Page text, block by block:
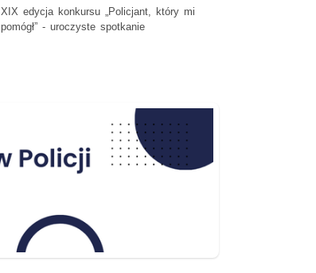
XIX edycja konkursu „Policjant, który mi
pomógł” - uroczyste spotkanie